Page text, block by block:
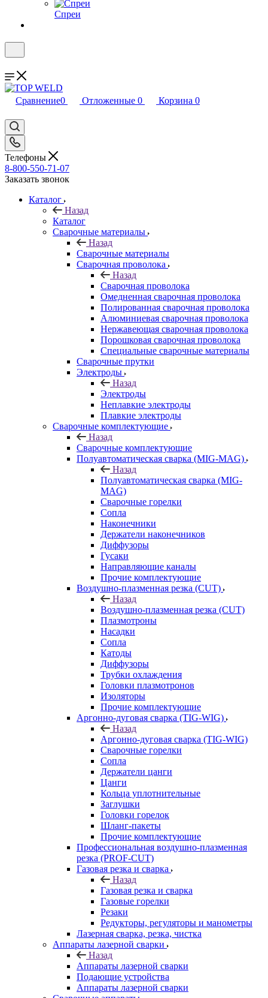
Спреи
Сравнение0 Отложенные 0 Корзина 0
Телефоны
8-800-550-71-07
Заказать звонок
Каталог
Назад
Каталог
Сварочные материалы
Назад
Сварочные материалы
Сварочная проволока
Назад
Сварочная проволока
Омедненная сварочная проволока
Полированная сварочная проволока
Алюминиевая сварочная проволока
Нержавеющая сварочная проволока
Порошковая сварочная проволока
Специальные сварочные материалы
Сварочные прутки
Электроды
Назад
Электроды
Неплавкие электроды
Плавкие электроды
Сварочные комплектующие
Назад
Сварочные комплектующие
Полуавтоматическая сварка (MIG-MAG)
Назад
Полуавтоматическая сварка (MIG-
MAG)
Сварочные горелки
Сопла
Наконечники
Держатели наконечников
Диффузоры
Гусаки
Направляющие каналы
Прочие комплектующие
Воздушно-плазменная резка (CUT)
Назад
Воздушно-плазменная резка (CUT)
Плазмотроны
Насадки
Сопла
Катоды
Диффузоры
Трубки охлаждения
Головки плазмотронов
Изоляторы
Прочие комплектующие
Аргонно-дуговая сварка (TIG-WIG)
Назад
Аргонно-дуговая сварка (TIG-WIG)
Сварочные горелки
Сопла
Держатели цанги
Цанги
Кольца уплотнительные
Заглушки
Головки горелок
Шланг-пакеты
Прочие комплектующие
Профессиональная воздушно-плазменная
резка (PROF-CUT)
Газовая резка и сварка
Назад
Газовая резка и сварка
Газовые горелки
Резаки
Редукторы, регуляторы и манометры
Лазерная сварка, резка, чистка
Аппараты лазерной сварки
Назад
Аппараты лазерной сварки
Подающие устройства
Аппараты лазерной сварки